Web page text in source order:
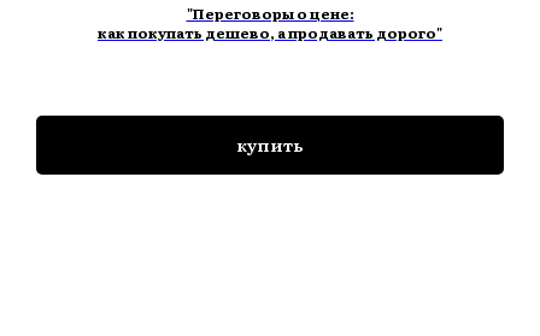
"Переговоры о цене:
как покупать дешево, а продавать дорого"
купить